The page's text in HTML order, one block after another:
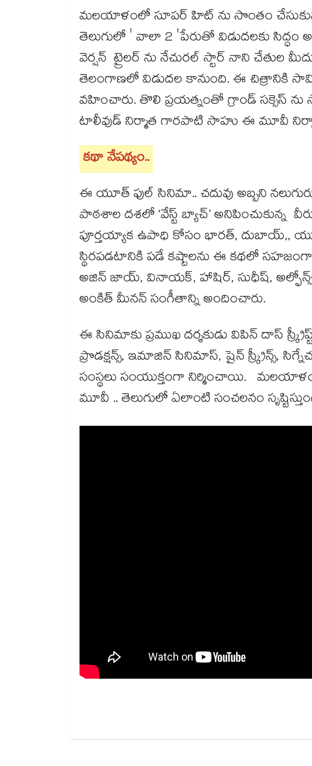
మలయాళంలో సూపర్ హిట్ ను సొంతం
తెలుగులో ' వాలా 2 'పేరుతో విడుదలకు సిద్ధం
వెర్షన్ ట్రైలర్ ను నేచురల్ స్టార్ నాని చేతుల
తెలంగాణలో విడుదల కానుంది. ఈ చిత్రానికి
వహించారు. తొలి ప్రయత్నంతో గ్రాండ్ సక్సెస్ ను
టాలీవుడ్ నిర్మాత గారపాటి సాహు ఈ మూవీ
కథా నేపథ్యం..
ఈ యూత్ ఫుల్ సినిమా.. చదువు అబ్బని నలుగురు
పాఠశాల దశలో ‘వేస్ట్ బ్యాచ్’ అనిపించుకున్న
పూర్తయ్యాక ఉపాధి కోసం భారత్, దుబాయ్,,
స్థిరపడటానికి పడే కష్టాలను ఈ కథలో
అజిన్ జాయ్, వినాయక్, హాషిర్, సుధీష్, అల్ఫోన్స్
అంకిత్ మీనన్ సంగీతాన్ని అందించారు.
ఈ సినిమాకు ప్రముఖ దర్శకుడు విపిన్ దాస్
ప్రొడక్షన్స్, ఇమాజిన్ సినిమాస్, షైన్ స్క్రీన్స్,
సంస్థలు సంయుక్తంగా నిర్మించాయి.
మూవీ .. తెలుగులో ఏలాంటి సంచలనం